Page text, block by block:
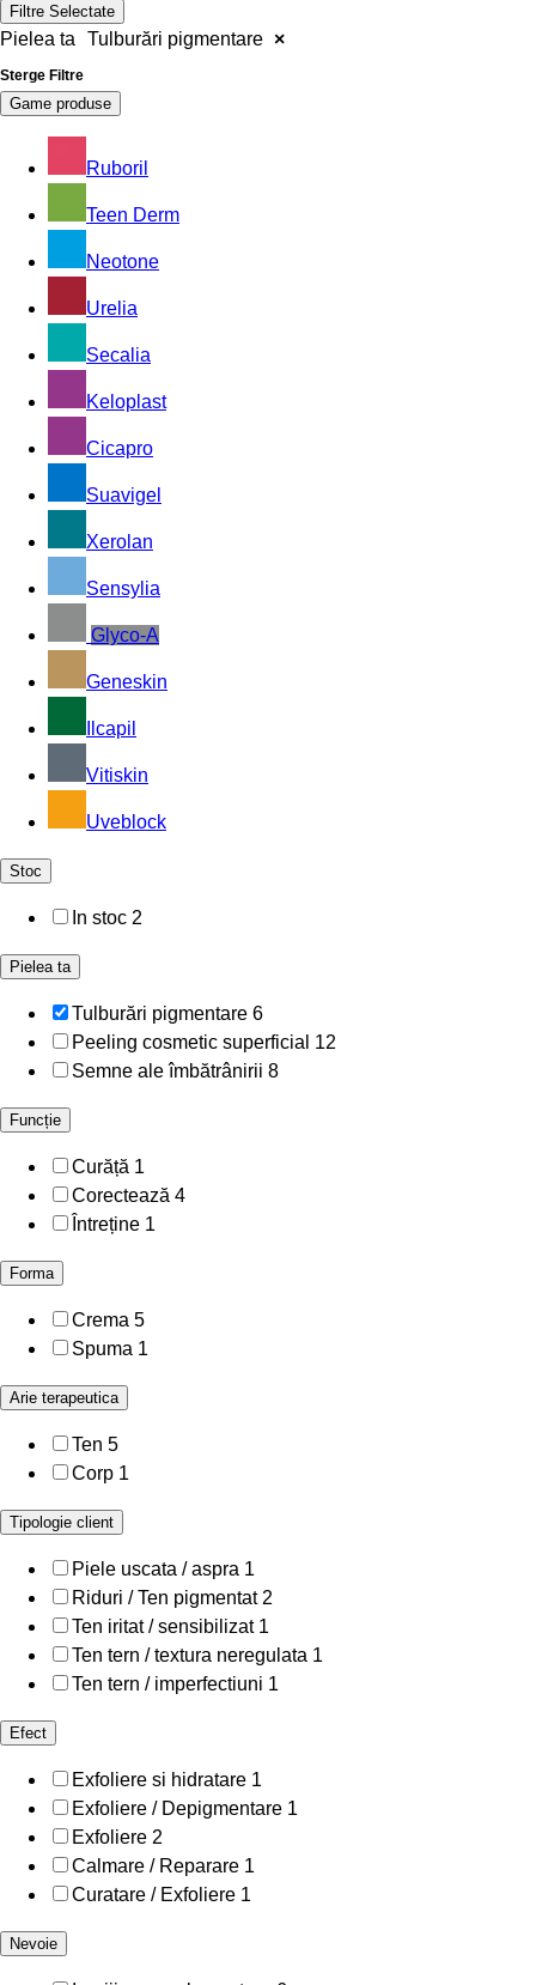
Filtre Selectate
Pielea ta Tulburări pigmentare ×
Sterge Filtre
Game produse
Ruboril
Teen Derm
Neotone
Urelia
Secalia
Keloplast
Cicapro
Suavigel
Xerolan
Sensylia
Glyco-A
Geneskin
Ilcapil
Vitiskin
Uveblock
Stoc
In stoc 2
Pielea ta
Tulburări pigmentare 6
Peeling cosmetic superficial 12
Semne ale îmbătrânirii 8
Funcție
Curăță 1
Corectează 4
Întreține 1
Forma
Crema 5
Spuma 1
Arie terapeutica
Ten 5
Corp 1
Tipologie client
Piele uscata / aspra 1
Riduri / Ten pigmentat 2
Ten iritat / sensibilizat 1
Ten tern / textura neregulata 1
Ten tern / imperfectiuni 1
Efect
Exfoliere si hidratare 1
Exfoliere / Depigmentare 1
Exfoliere 2
Calmare / Reparare 1
Curatare / Exfoliere 1
Nevoie